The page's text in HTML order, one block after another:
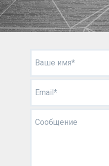
Ваше имя*
Email*
Сообщение